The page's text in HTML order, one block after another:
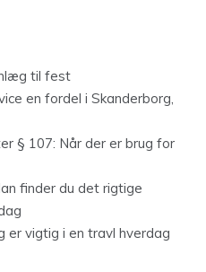
til fest
en fordel i Skanderborg,
§ 107: Når der er brug for
finder du det rigtige
er vigtig i en travl hverdag